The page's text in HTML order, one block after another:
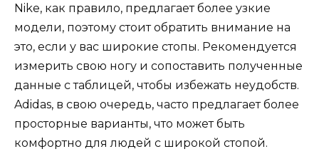
Nike, как правило, предлагает более узкие
модели, поэтому стоит обратить внимание на
это, если у вас широкие стопы. Рекомендуется
измерить свою ногу и сопоставить полученные
данные с таблицей, чтобы избежать неудобств.
Adidas, в свою очередь, часто предлагает более
просторные варианты, что может быть
комфортно для людей с широкой стопой.